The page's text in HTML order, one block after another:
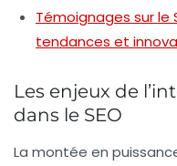
Témoignages sur le
tendances et
Les enjeux de
dans le SEO
La montée en